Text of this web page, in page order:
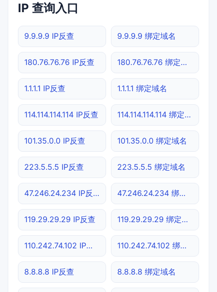
IP 查询入口
9.9.9.9 IP反查 9.9.9.9 绑定域名
180.76.76.76 IP反查 180.76.76.76 绑定域名
1.1.1.1 IP反查 1.1.1.1 绑定域名
114.114.114.114 IP反查 114.114.114.114 绑定域名
101.35.0.0 IP反查 101.35.0.0 绑定域名
223.5.5.5 IP反查 223.5.5.5 绑定域名
47.246.24.234 IP反查 47.246.24.234 绑定域名
119.29.29.29 IP反查 119.29.29.29 绑定域名
110.242.74.102 IP反查 110.242.74.102 绑定域名
8.8.8.8 IP反查 8.8.8.8 绑定域名